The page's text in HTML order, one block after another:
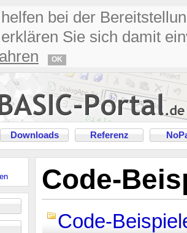
bei der
Sie sich damit
OK
Downloads Referenz
Code-
Code-